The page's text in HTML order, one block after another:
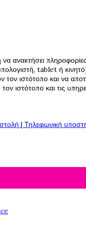
να ανακτήσει
tablet ή
ιστότοπο και να
ιστότοπο και τις
| Τηλεφωνική